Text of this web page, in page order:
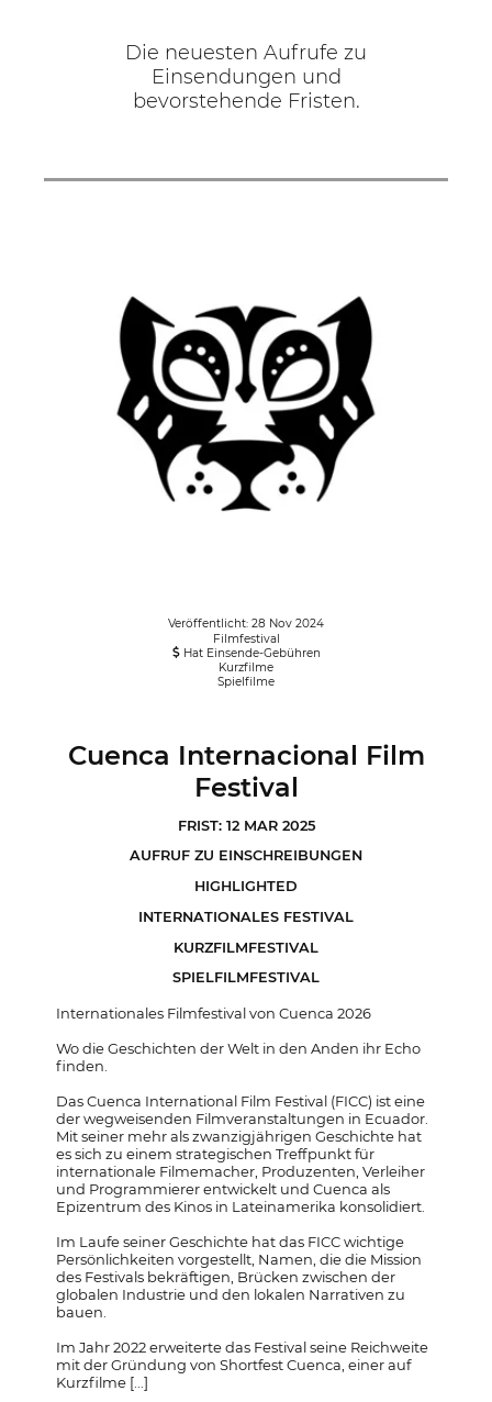
Die neuesten Aufrufe zu
Einsendungen und
bevorstehende Fristen.
Veröffentlicht: 28 Nov 2024
Filmfestival
Hat Einsende-Gebühren
Kurzfilme
Spielfilme
Cuenca Internacional Film
Festival
FRIST: 12 MAR 2025
AUFRUF ZU EINSCHREIBUNGEN
HIGHLIGHTED
INTERNATIONALES FESTIVAL
KURZFILMFESTIVAL
SPIELFILMFESTIVAL
Internationales Filmfestival von Cuenca 2026
Wo die Geschichten der Welt in den Anden ihr Echo
finden.
Das Cuenca International Film Festival (FICC) ist eine
der wegweisenden Filmveranstaltungen in Ecuador.
Mit seiner mehr als zwanzigjährigen Geschichte hat
es sich zu einem strategischen Treffpunkt für
internationale Filmemacher, Produzenten, Verleiher
und Programmierer entwickelt und Cuenca als
Epizentrum des Kinos in Lateinamerika konsolidiert.
Im Laufe seiner Geschichte hat das FICC wichtige
Persönlichkeiten vorgestellt, Namen, die die Mission
des Festivals bekräftigen, Brücken zwischen der
globalen Industrie und den lokalen Narrativen zu
bauen.
Im Jahr 2022 erweiterte das Festival seine Reichweite
mit der Gründung von Shortfest Cuenca, einer auf
Kurzfilme [...]